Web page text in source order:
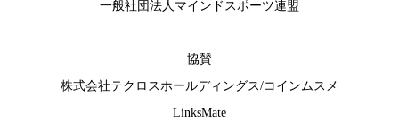
一般社団法人マインドスポーツ連盟
協賛
株式会社テクロスホールディングス/コインムスメ
LinksMate